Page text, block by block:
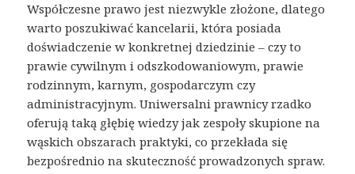
Współczesne prawo jest niezwykle złożone, dlatego
warto poszukiwać kancelarii, która posiada
doświadczenie w konkretnej dziedzinie – czy to
prawie cywilnym i odszkodowaniowym, prawie
rodzinnym, karnym, gospodarczym czy
administracyjnym. Uniwersalni prawnicy rzadko
oferują taką głębię wiedzy jak zespoły skupione na
wąskich obszarach praktyki, co przekłada się
bezpośrednio na skuteczność prowadzonych spraw.